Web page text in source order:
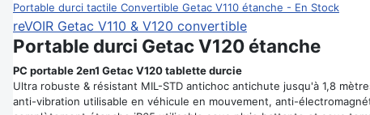
Portable durci tactile Convertible Getac V110 étanche - En Stock
reVOIR Getac V110 & V120 convertible
Portable durci Getac V120 étanche
PC portable 2en1 Getac V120 tablette durcie
Ultra robuste & résistant MIL-STD antichoc antichute jusqu'à 1,8
anti-vibration utilisable en véhicule en mouvement, anti-